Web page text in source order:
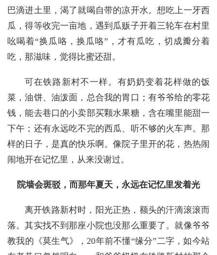
巴滴进土里，渴了就喝自带的凉开水。想吃上一牙西
瓜，得等收完一亩地，遇到瓜贩子开着三轮车在村里
吆喝着“换瓜咯，换瓜咯”，才有瓜吃，切成瓣分着
吃，那滋味，觉得比蜜还甜。
可在铁路新村不一样。有奶奶变着花样做的饭
菜，油饼、油泼面，总合我的胃口；有爷爷给的零花
钱，能去巷口的小卖部买颗水果糖，含在嘴里能甜一
下午；还有永远吃不完的西瓜、听不够的火车声。那
样的日子，是真的快乐啊。像院子里开的花，热热闹
闹地开在记忆里，从来没谢过。
院墙会斑驳，而那年夏天，永远在记忆里发着光
离开铁路新村时，阳光正热，额头的汗滴滚滚而
落。其实找不到那座小院也没那么重要了。就像爷爷
教我的《莫生气》，20年前不懂“缘分”二字，如今站